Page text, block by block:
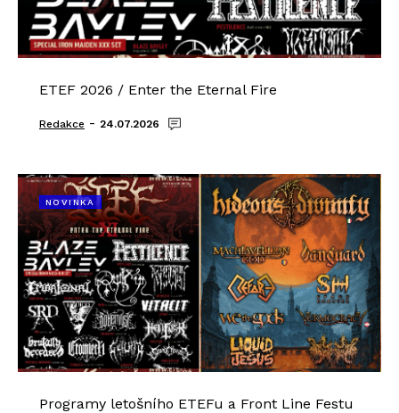
ETEF 2026 / Enter the Eternal Fire
Redakce - 24.07.2026
NOVINKA
Programy letošního ETEFu a Front Line Festu